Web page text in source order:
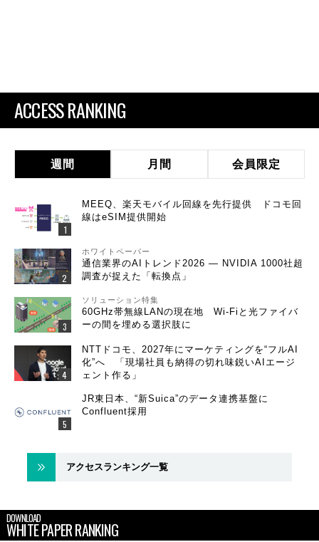
ACCESS RANKING
週間 月間 会員限定
MEEQ、楽天モバイル回線を先行提供 ドコモ回
線はeSIM提供開始
ホワイトペーパー
通信業界のAIトレンド2026 ― NVIDIA 1000社超
調査が捉えた「転換点」
ソリューション特集
60GHz帯無線LANの現在地 Wi-Fiと光ファイバ
ーの間を埋める選択肢に
NTTドコモ、2027年にマーケティングを“フルAI
化”へ 「現場社員も納得の切れ味鋭いAIエージ
ェント作る」
JR東日本、“新Suica”のデータ連携基盤に
Confluent採用
アクセスランキング一覧
DOWNLOAD
WHITE PAPER RANKING